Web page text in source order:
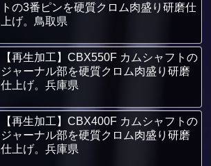
トの3番ピンを硬質クロム肉盛り研磨仕
上げ。鳥取県
【再生加工】CBX550F カムシャフトの
ジャーナル部を硬質クロム肉盛り研磨
仕上げ。兵庫県
【再生加工】CBX400F カムシャフトの
ジャーナル部を硬質クロム肉盛り研磨
仕上げ。兵庫県